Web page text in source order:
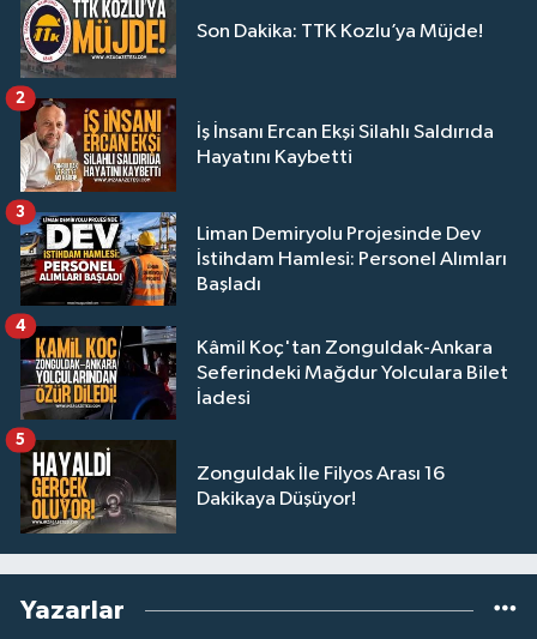
Son Dakika: TTK Kozlu’ya Müjde!
İş İnsanı Ercan Ekşi Silahlı Saldırıda
Hayatını Kaybetti
2
Liman Demiryolu Projesinde Dev
İstihdam Hamlesi: Personel Alımları
Başladı
3
Kâmil Koç'tan Zonguldak-Ankara
Seferindeki Mağdur Yolculara Bilet
İadesi
4
Zonguldak İle Filyos Arası 16
Dakikaya Düşüyor!
5
Yazarlar